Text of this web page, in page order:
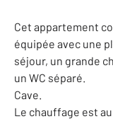
Cet appartement
équipée avec une
séjour, un grande
un WC séparé.
Cave.
Le chauffage est